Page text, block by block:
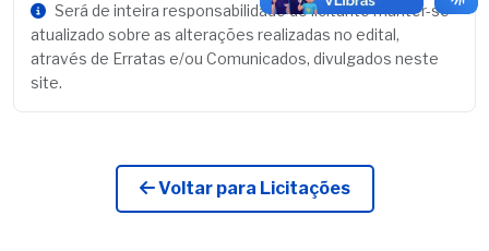
Será de inteira responsabilidade do licitante manter-se
atualizado sobre as alterações realizadas no edital,
através de Erratas e/ou Comunicados, divulgados neste
site.
Voltar para Licitações